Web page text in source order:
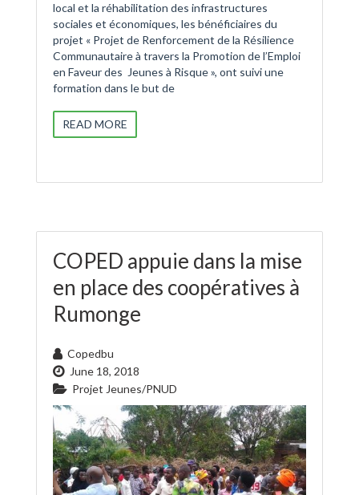
local et la réhabilitation des infrastructures
sociales et économiques, les bénéficiaires du
projet « Projet de Renforcement de la Résilience
Communautaire à travers la Promotion de l’Emploi
en Faveur des Jeunes à Risque », ont suivi une
formation dans le but de
READ MORE
COPED appuie dans la mise
en place des coopératives à
Rumonge
Copedbu
June 18, 2018
Projet Jeunes/PNUD